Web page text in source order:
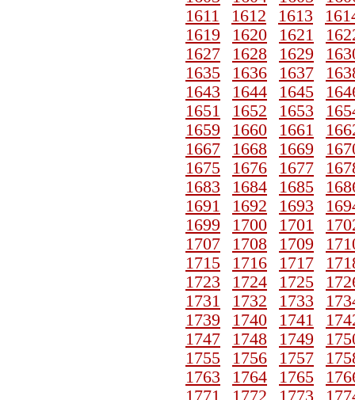
1611
1612 1613
1619
1620 1621
1627
1628 1629
1635
1636 1637
1643
1644 1645
1651
1652 1653
1659
1660 1661
1667
1668 1669
1675
1676 1677
1683
1684 1685
1691
1692 1693
1699
1700 1701
1707
1708 1709
1715
1716 1717
1723
1724 1725
1731
1732 1733
1739
1740 1741
1747
1748 1749
1755
1756 1757
1763
1764 1765
1771
1772 1773